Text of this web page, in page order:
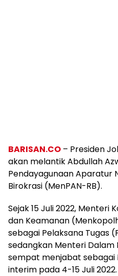
BARISAN.CO – Presiden
akan melantik Abdullah
Pendayagunaan Aparatur
Birokrasi (MenPAN-RB).
Sejak 15 Juli 2022, Menteri
dan Keamanan
sebagai Pelaksana Tugas
sedangkan Menteri Dalam
sempat menjabat sebagai
interim pada 4-15 Juli 2022.